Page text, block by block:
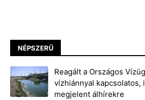
NÉPSZERŰ
Reagált a Országos
vízhiánnyal kapcsolatos,
megjelent álhírekre